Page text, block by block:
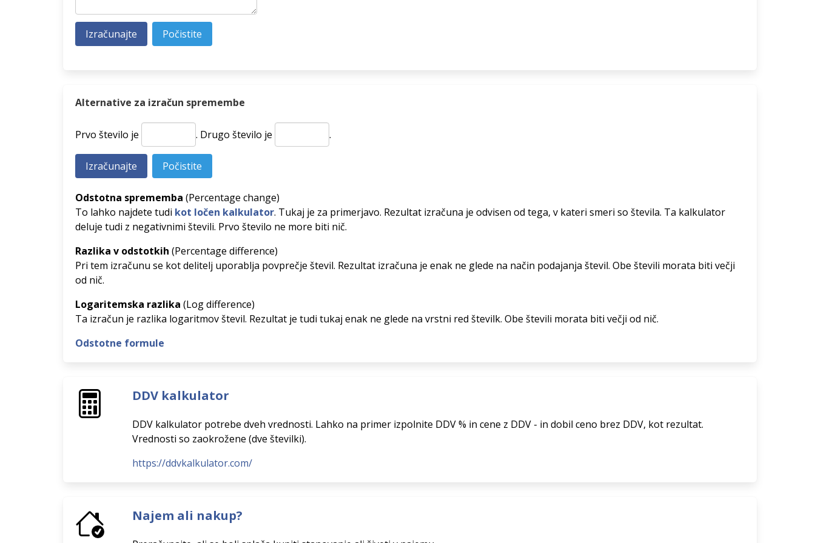
Alternative za izračun spremembe
Prvo število je . Drugo število je .
Odstotna sprememba (Percentage change)
To lahko najdete tudi kot ločen kalkulator. Tukaj je za primerjavo. Rezultat izračuna je odvisen od tega, v kateri smeri so števila. Ta kalkulator
deluje tudi z negativnimi števili. Prvo število ne more biti nič.
Razlika v odstotkih (Percentage difference)
Pri tem izračunu se kot delitelj uporablja povprečje števil. Rezultat izračuna je enak ne glede na način podajanja števil. Obe števili morata biti večji
od nič.
Logaritemska razlika (Log difference)
Ta izračun je razlika logaritmov števil. Rezultat je tudi tukaj enak ne glede na vrstni red številk. Obe števili morata biti večji od nič.
Odstotne formule
DDV kalkulator
DDV kalkulator potrebe dveh vrednosti. Lahko na primer izpolnite DDV % in cene z DDV - in dobil ceno brez DDV, kot rezultat.
Vrednosti so zaokrožene (dve številki).
https://ddvkalkulator.com/
Najem ali nakup?